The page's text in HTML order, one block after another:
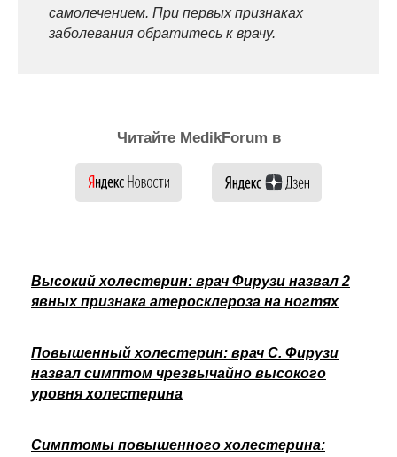
самолечением. При первых признаках
заболевания обратитесь к врачу.
Читайте MedikForum в
Высокий холестерин: врач Фирузи назвал 2
явных признака атеросклероза на ногтях
Повышенный холестерин: врач С. Фирузи
назвал симптом чрезвычайно высокого
уровня холестерина
Симптомы повышенного холестерина: